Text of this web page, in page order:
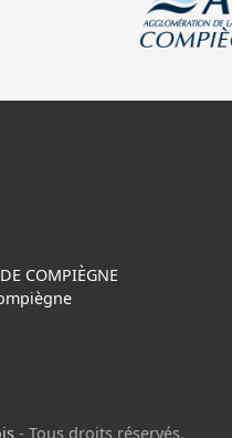
COMPIÈGNE
- Tous droits réservés.